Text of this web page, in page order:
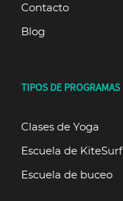
Contacto
Blog
TIPOS DE PROGRAMAS
Clases de Yoga
Escuela de KiteSurf
Escuela de buceo